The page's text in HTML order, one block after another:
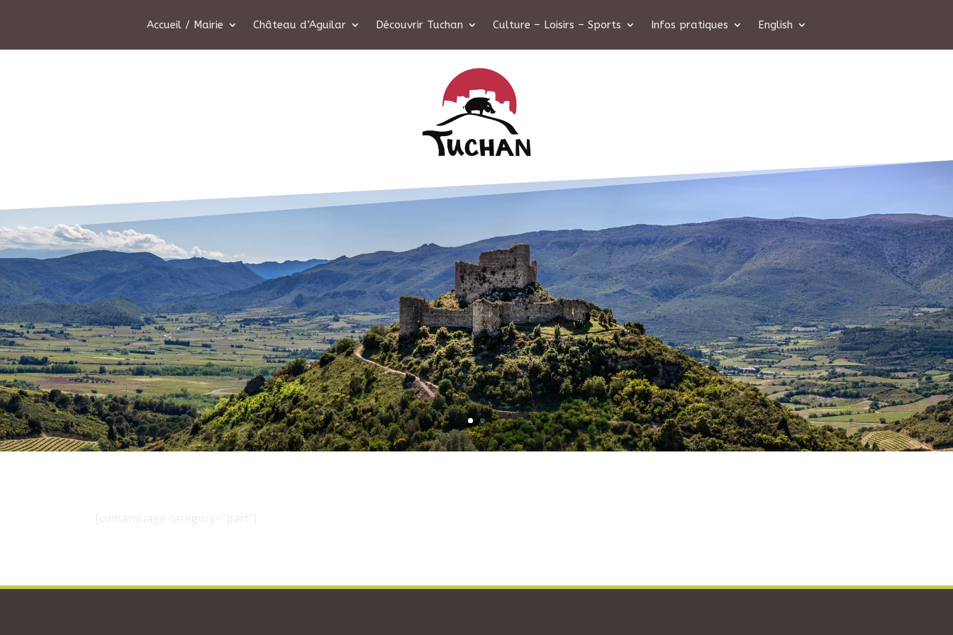
Accueil / Mairie Château d’Aguilar Découvrir Tuchan Culture – Loisirs – Sports Infos pratiques English